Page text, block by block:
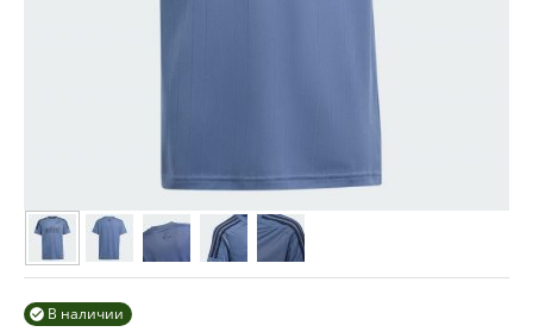
В наличии
